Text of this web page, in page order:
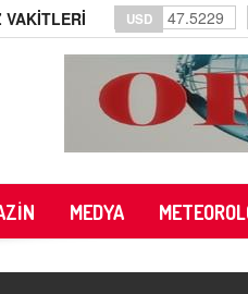
VAKİTLERİ USD 47.5229
MEDYA